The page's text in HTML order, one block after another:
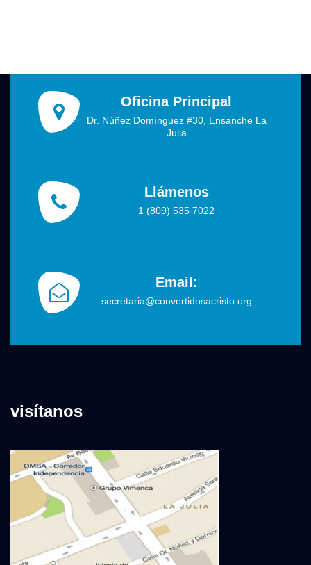
Oficina Principal
Dr. Núñez Domínguez #30, Ensanche La
Julia
Llámenos
1 (809) 535 7022
Email:
secretaria@convertidosacristo.org
visítanos